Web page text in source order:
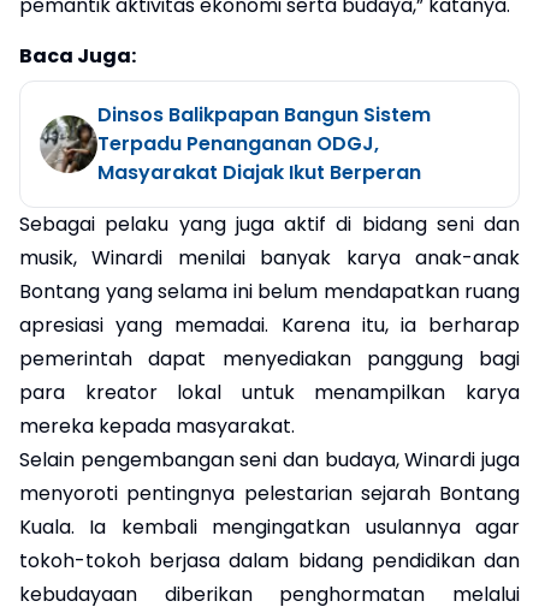
pemantik aktivitas ekonomi serta budaya,” katanya.
Baca Juga:
Dinsos Balikpapan Bangun Sistem
Terpadu Penanganan ODGJ,
Masyarakat Diajak Ikut Berperan
Sebagai pelaku yang juga aktif di bidang seni dan
musik, Winardi menilai banyak karya anak-anak
Bontang yang selama ini belum mendapatkan ruang
apresiasi yang memadai. Karena itu, ia berharap
pemerintah dapat menyediakan panggung bagi
para kreator lokal untuk menampilkan karya
mereka kepada masyarakat.
Selain pengembangan seni dan budaya, Winardi juga
menyoroti pentingnya pelestarian sejarah Bontang
Kuala. Ia kembali mengingatkan usulannya agar
tokoh-tokoh berjasa dalam bidang pendidikan dan
kebudayaan diberikan penghormatan melalui